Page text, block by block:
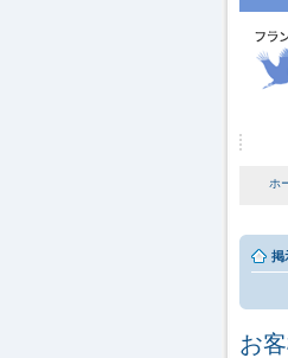
ホ
掲
お